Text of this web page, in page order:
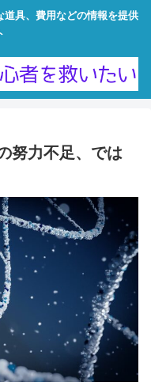
道具、費用などの情報を提供
努力不足、では